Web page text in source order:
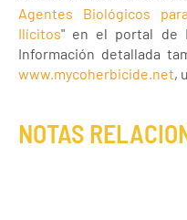
Agentes Biológicos
Ilícitos" en el portal de
Información detallada
www.mycoherbicide.net,
NOTAS